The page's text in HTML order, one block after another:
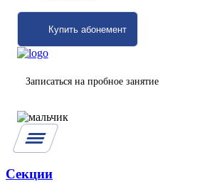
Купить абонемент
Записаться на пробное занятие
Секции